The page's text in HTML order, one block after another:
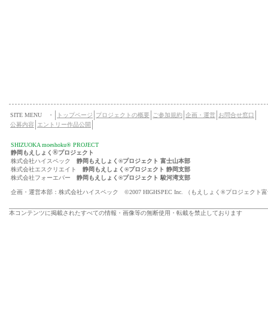
SITE MENU ・ トップページ プロジェクトの概要 ご参加規約 企画・運営 お問合せ窓口
公募内容
エントリー作品公開
SHIZUOKA moeshoku® PROJECT
静岡もえしょく ®プロジェクト
株式会社ハイスペック 静岡もえしょく®プロジェクト 富士山本部
株式会社エスクリエイト 静岡もえしょく®プロジェクト 静岡支部
株式会社フォーエバー 静岡もえしょく®プロジェクト 駿河湾支部
企画・運営本部：株式会社ハイスペック ©2007 HIGHSPEC Inc. （もえしょく®プロジェクト
本コンテンツに掲載されたすべての情報・画像等の無断使用・転載を禁止しております